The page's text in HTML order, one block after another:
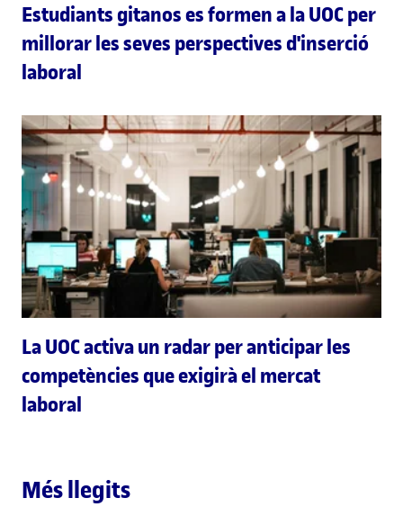
Estudiants gitanos es formen a la UOC per
millorar les seves perspectives d'inserció
laboral
La UOC activa un radar per anticipar les
competències que exigirà el mercat
laboral
Més llegits